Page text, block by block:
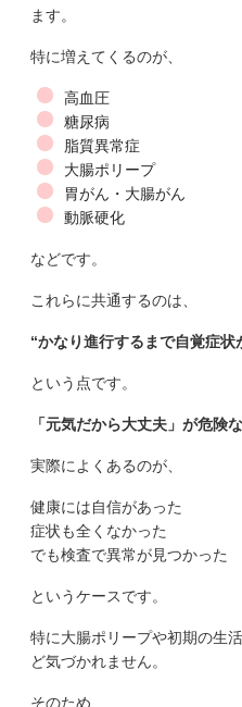
ます。
特に増えてくるのが、
高血圧
糖尿病
脂質異常症
大腸ポリープ
胃がん・大腸がん
動脈硬化
などです。
これらに共通するのは、
“かなり進行するまで自覚症状
という点です。
「元気だから大丈夫」が危険
実際によくあるのが、
健康には自信があった
症状も全くなかった
でも検査で異常が見つかった
というケースです。
特に大腸ポリープや初期の生
ど気づかれません。
そのため、